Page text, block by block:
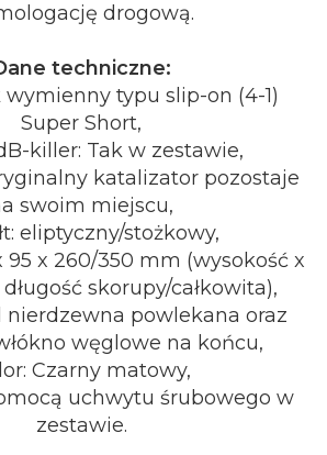
drogową.
techniczne:
wymienny typu slip-on (4-1)
Super Short,
killer: Tak w zestawie,
katalizator pozostaje
swoim miejscu,
eliptyczny/stożkowy,
95 x 260/350 mm (wysokość x
skorupy/całkowita),
nierdzewna powlekana oraz
węglowe na końcu,
Czarny matowy,
uchwytu śrubowego w
zestawie.